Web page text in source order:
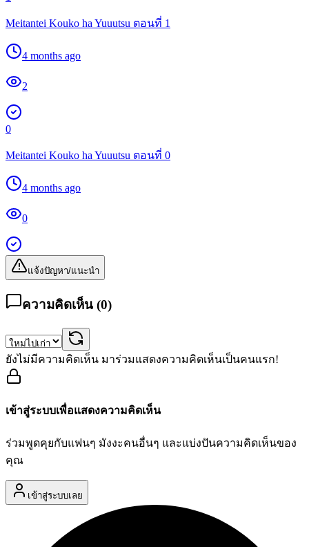
Meitantei Kouko ha Yuuutsu ตอนที่ 1
4 months ago
2
0
Meitantei Kouko ha Yuuutsu ตอนที่ 0
4 months ago
0
แจ้งปัญหา/แนะนำ
ความคิดเห็น (0)
ยังไม่มีความคิดเห็น มาร่วมแสดงความคิดเห็นเป็นคนแรก!
เข้าสู่ระบบเพื่อแสดงความคิดเห็น
ร่วมพูดคุยกับแฟนๆ มังงะคนอื่นๆ และแบ่งปันความคิดเห็นของ
คุณ
เข้าสู่ระบบเลย